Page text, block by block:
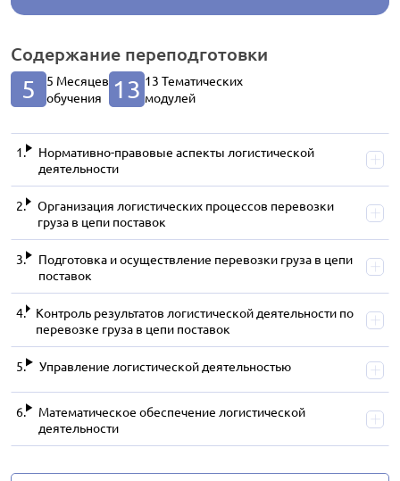
Содержание переподготовки
5
5 Месяцев
обучения
13 13 Тематических
модулей
Нормативно-правовые аспекты логистической
деятельности
Организация логистических процессов перевозки
груза в цепи поставок
Подготовка и осуществление перевозки груза в цепи
поставок
Контроль результатов логистической деятельности по
перевозке груза в цепи поставок
Управление логистической деятельностью
Математическое обеспечение логистической
деятельности